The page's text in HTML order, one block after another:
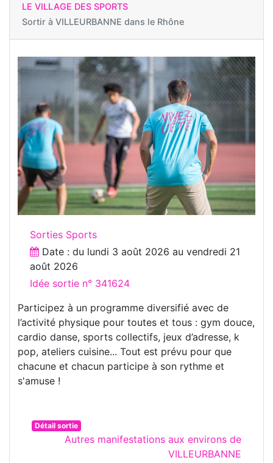
LE VILLAGE DES SPORTS
Sortir à VILLEURBANNE dans le Rhône
Sorties Sports
Date : du lundi 3 août 2026 au vendredi 21
août 2026
Idée sortie n° 341624
Participez à un programme diversifié avec de
l’activité physique pour toutes et tous : gym douce,
cardio danse, sports collectifs, jeux d’adresse, k
pop, ateliers cuisine... Tout est prévu pour que
chacune et chacun participe à son rythme et
s'amuse !
Détail sortie
Autres manifestations aux environs de
VILLEURBANNE